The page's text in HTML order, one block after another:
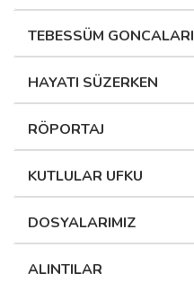
TEBESSÜM GONCALARI
HAYATI SÜZERKEN
RÖPORTAJ
KUTLULAR UFKU
DOSYALARIMIZ
ALINTILAR